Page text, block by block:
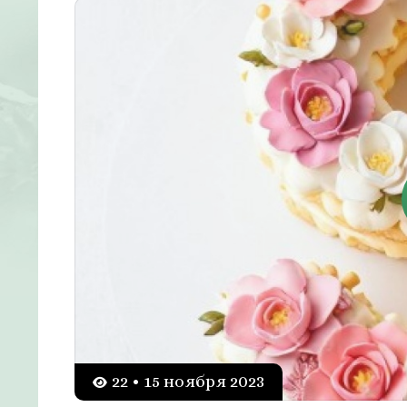
22 • 15 ноября 2023